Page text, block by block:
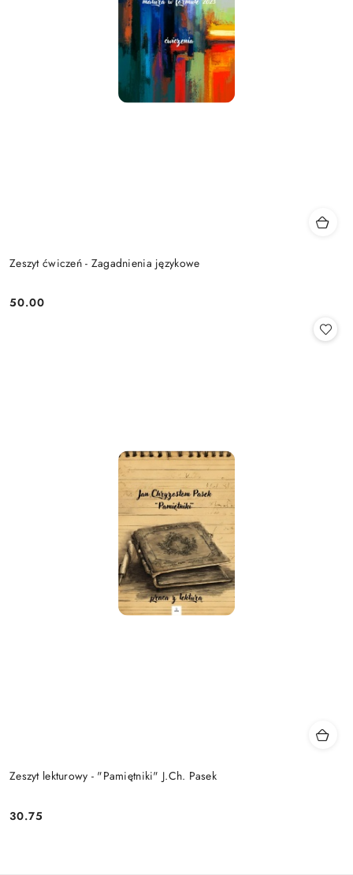
Zeszyt ćwiczeń - Zagadnienia językowe
Cena:
50.00
Zeszyt lekturowy - "Pamiętniki" J.Ch. Pasek
Cena:
30.75